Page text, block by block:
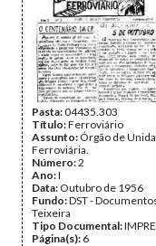
Pasta:04435.303
Título:Ferroviário
Assunto: Órgão de
Ferroviária.
Número:2
Ano:I
Data: Outubro de 1956
Fundo:DST -
Teixeira
Tipo Documental:
Página(s): 6